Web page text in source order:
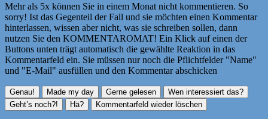
Mehr als 5x können Sie in einem Monat nicht kommentieren. So
sorry! Ist das Gegenteil der Fall und sie möchten einen Kommentar
hinterlassen, wissen aber nicht, was sie schreiben sollen, dann
nutzen Sie den KOMMENTAROMAT! Ein Klick auf einen der
Buttons unten trägt automatisch die gewählte Reaktion in das
Kommentarfeld ein. Sie müssen nur noch die Pflichtfelder "Name"
und "E-Mail" ausfüllen und den Kommentar abschicken